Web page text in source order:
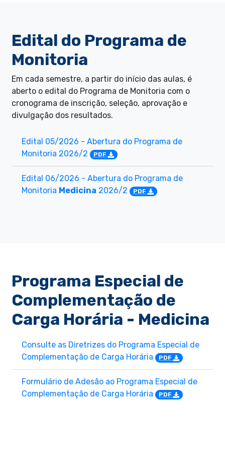
Edital do Programa de
Monitoria
Em cada semestre, a partir do início das aulas, é
aberto o edital do Programa de Monitoria com o
cronograma de inscrição, seleção, aprovação e
divulgação dos resultados.
Edital 05/2026 - Abertura do Programa de
Monitoria 2026/2
PDF
Edital 06/2026 - Abertura do Programa de
Monitoria Medicina 2026/2 PDF
Programa Especial de
Complementação de
Carga Horária - Medicina
Consulte as Diretrizes do Programa Especial de
Complementação de Carga Horária
PDF
Formulário de Adesão ao Programa Especial de
Complementação de Carga Horária
PDF